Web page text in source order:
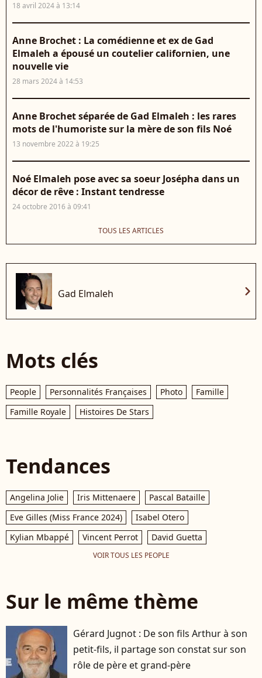
18 avril 2024 à 13:14
Anne Brochet : La comédienne et ex de Gad
Elmaleh a épousé un coutelier californien, une
nouvelle vie
28 mars 2024 à 14:53
Anne Brochet séparée de Gad Elmaleh : les rares
mots de l'humoriste sur la mère de son fils Noé
13 novembre 2022 à 19:25
Noé Elmaleh pose avec sa soeur Josépha dans un
décor de rêve : Instant tendresse
24 octobre 2016 à 09:41
TOUS LES ARTICLES
Gad Elmaleh chevron_right
Mots clés
People Personnalités Françaises Photo
Famille
Famille Royale
Histoires De Stars
Tendances
Angelina Jolie Iris Mittenaere
Pascal Bataille
Eve Gilles (Miss France 2024)
Isabel Otero
Kylian Mbappé
Vincent Perrot David Guetta
VOIR TOUS LES PEOPLE
Sur le même thème
Gérard Jugnot : De son fils Arthur à son
petit-fils, il partage son constat sur son
rôle de père et grand-père